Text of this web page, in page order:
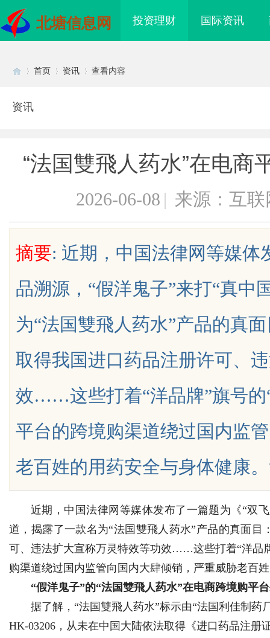
北塘信息网 投资理财 国际资讯
uz
首页 资讯 查看内容
资讯
“法国雙飛人药水”在电商
2026-06-08 | 来源：互联
摘要: 近期，中国法律网等媒体
品溯源，“假洋鬼子”来打“真中
为“法国雙飛人药水”产品的真
取得我国进口药品注册许可、
效……这些打着“洋品牌”旗号的
平台的跨境购渠道绕过国内监
老百姓的用药安全与身体健康
近期，中国法律网等媒体发布了一篇题为《“双
道，揭露了一款名为“法国雙飛人药水”产品的真面
可、违法扩大宣称万灵特效等功效……这些打着“洋品
购渠道绕过国内监管向国内大肆倾销，严重威胁老百
“假洋鬼子”的“法国雙飛人药水”在电商跨境购平
据了解，“法国雙飛人药水”标示由“法国利佳制
HK-03206，从未在中国大陆依法取得《进口药品注册
眼唇，才是你整张脸的点睛之
淡颜系女生的气质加分项